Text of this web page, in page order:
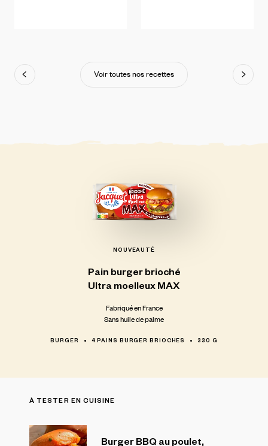
Voir toutes nos recettes
NOUVEAUTÉ
Pain burger brioché
UltramoelleuxMAX
Fabriqué en France
Sans huile de palme
BURGER 4 PAINS BURGER BRIOCHES 330 G
À TESTER EN CUISINE
Burger BBQ au poulet,